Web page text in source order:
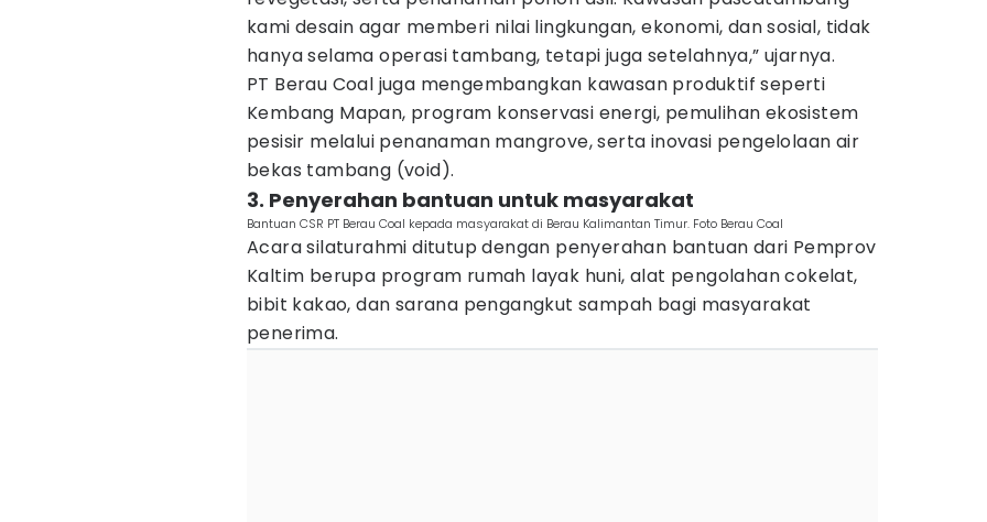
kami desain agar memberi nilai lingkungan, ekonomi, dan sosial, tidak
hanya selama operasi tambang, tetapi juga setelahnya,” ujarnya.
PT Berau Coal juga mengembangkan kawasan produktif seperti
Kembang Mapan, program konservasi energi, pemulihan ekosistem
pesisir melalui penanaman mangrove, serta inovasi pengelolaan air
bekas tambang (void).
3. Penyerahan bantuan untuk masyarakat
Bantuan CSR PT Berau Coal kepada masyarakat di Berau Kalimantan Timur. Foto Berau Coal
Acara silaturahmi ditutup dengan penyerahan bantuan dari Pemprov
Kaltim berupa program rumah layak huni, alat pengolahan cokelat,
bibit kakao, dan sarana pengangkut sampah bagi masyarakat
penerima.